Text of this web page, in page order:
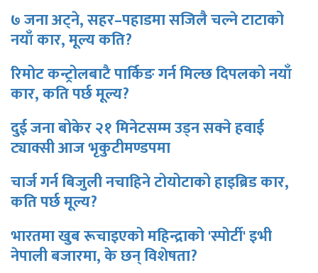
७ जना अट्ने, सहर–पहाडमा सजिलै चल्ने टाटाको
नयाँ कार, मूल्य कति?
रिमोट कन्ट्रोलबाटै पार्किङ गर्न मिल्छ दिपलको नयाँ
कार, कति पर्छ मूल्य?
दुई जना बोकेर २१ मिनेटसम्म उड्न सक्ने हवाई
ट्याक्सी आज भृकुटीमण्डपमा
चार्ज गर्न बिजुली नचाहिने टोयोटाको हाइब्रिड कार,
कति पर्छ मूल्य?
भारतमा खुब रूचाइएको महिन्द्राको 'स्पोर्टी' इभी
नेपाली बजारमा, के छन् विशेषता?